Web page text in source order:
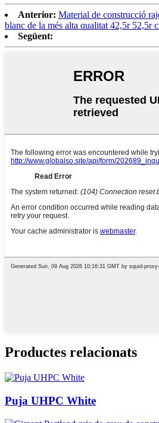
Anterior: Material de construcció
blanc de la més alta qualitat 42,5r 52,5r
Següent:
Productes relacionats
Puja UHPC White